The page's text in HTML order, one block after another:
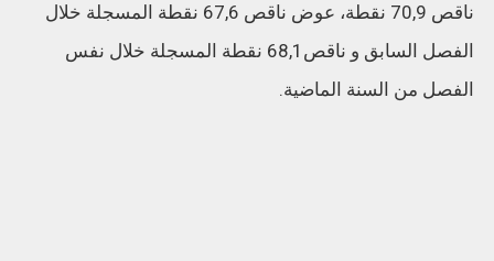
ناقص 70,9 نقطة، عوض ناقص 67,6 نقطة المسجلة خلال
الفصل السابق و ناقص68,1 نقطة المسجلة خلال نفس
الفصل من السنة الماضية.